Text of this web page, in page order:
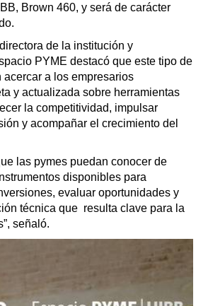
Brown 460, y será de carácter
de la institución y
PYME destacó que este tipo de
acercar a los empresarios
y actualizada sobre herramientas
la competitividad, impulsar
y acompañar el crecimiento del
las pymes puedan conocer de
disponibles para
evaluar oportunidades y
técnica que resulta clave para la
señaló.